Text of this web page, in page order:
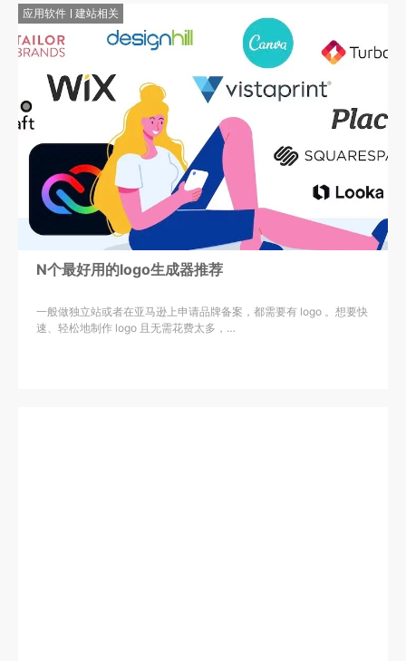
应用软件 建站相关
N个最好用的logo生成器推荐
一般做独立站或者在亚马逊上申请品牌备案，都需要有 logo 。想要快
速、轻松地制作 logo 且无需花费太多，…